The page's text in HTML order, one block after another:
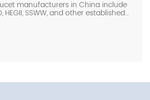
manufacturers in China include
HEGII, SSWW, and other established
support, and commercial
They provide sensor faucets for
offices, and other high-traffic